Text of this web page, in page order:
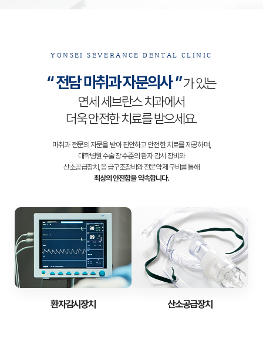
YONSEI SEVERANCE DENTAL CLINIC
“ 전담 마취과 자문의사 ”가 있는
연세 세브란스 치과에서
더욱 안전한 치료를 받으세요.
마취과 전문의 자문을 받아 편안하고 안전한 치료를 제공하며,
대학병원 수술장 수준의 환자 감시 장비와
산소공급장치, 응급구조장비와 전문약제 구비를 통해
최상의 안전함을 약속합니다.
환자감시장치 산소공급장치